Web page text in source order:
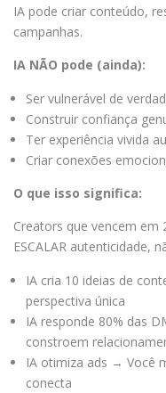
IA pode criar conteúdo,
campanhas.
IA NÃO pode (ainda):
Ser vulnerável de
Construir confiança
Ter experiência vivida
Criar conexões
O que isso significa:
Creators que vencem em
ESCALAR autenticidade,
IA cria 10 ideias de
perspectiva única
IA responde 80% das
constroem
IA otimiza ads → Você
conecta